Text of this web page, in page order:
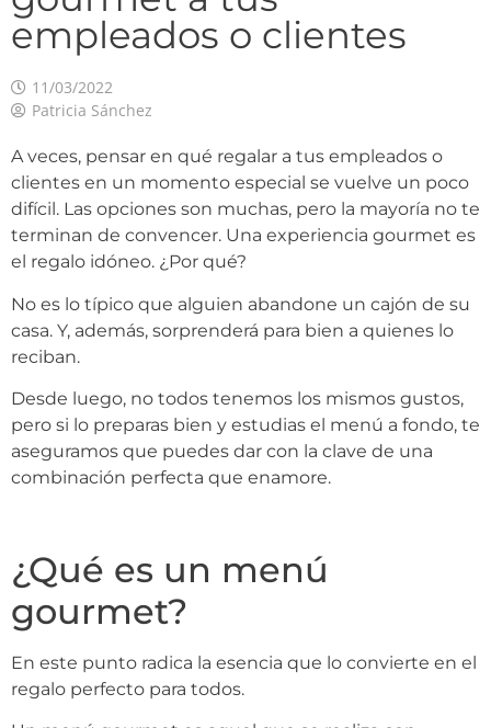
empleados o clientes
11/03/2022
Patricia Sánchez
A veces, pensar en qué regalar a tus empleados o
clientes en un momento especial se vuelve un poco
difícil. Las opciones son muchas, pero la mayoría no te
terminan de convencer. Una experiencia gourmet es
el regalo idóneo. ¿Por qué?
No es lo típico que alguien abandone un cajón de su
casa. Y, además, sorprenderá para bien a quienes lo
reciban.
Desde luego, no todos tenemos los mismos gustos,
pero si lo preparas bien y estudias el menú a fondo, te
aseguramos que puedes dar con la clave de una
combinación perfecta que enamore.
¿Qué es un menú
gourmet?
En este punto radica la esencia que lo convierte en el
regalo perfecto para todos.